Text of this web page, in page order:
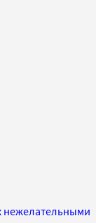
нежелательными